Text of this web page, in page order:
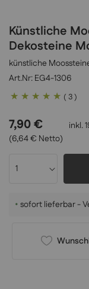
Künstliche
Dekosteine
künstliche
EG4-1306
Bewertung:
( 3 )
7,90 €
(6,64 € Netto)
inkl.
• sofort lieferbar -